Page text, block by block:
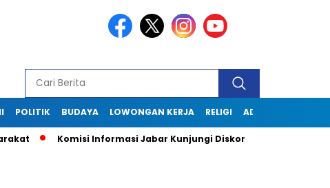
POLITIK BUDAYA LOWONGAN KERJA RELIGI ADVERTORIAL
Diskominfo Garut, Dorong Keterbukaan Informasi Publik